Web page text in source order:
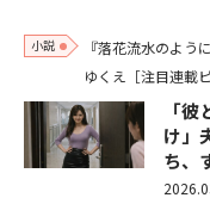
小説
『落花流水のよ
ゆくえ［注目連載
「
け」
ち、